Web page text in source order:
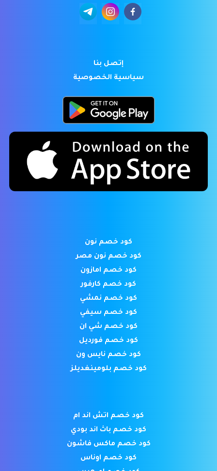
إتصل بنا
سياسية الخصوصية
كود خصم نون
كود خصم نون مصر
كود خصم امازون
كود خصم كارفور
كود خصم نمشي
كود خصم سيفي
كود خصم شي ان
كود خصم فورديل
كود خصم نايس ون
كود خصم بلومينغديلز
كود خصم اتش اند ام
كود خصم باث اند بودي
كود خصم ماكس فاشون
كود خصم اوناس